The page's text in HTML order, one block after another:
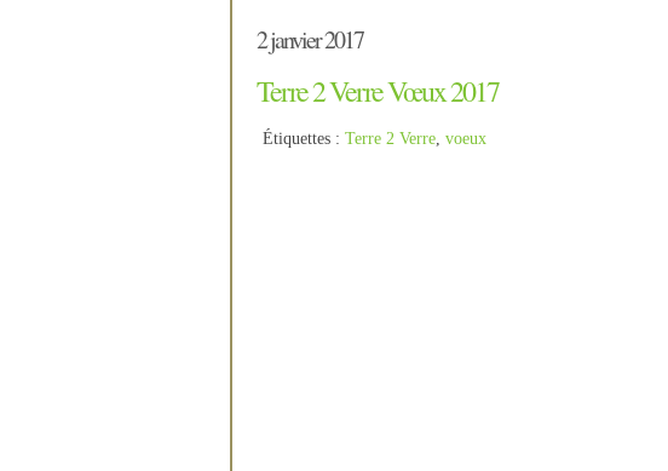
2 janvier 2017
Terre 2 Verre Vœux 2017
Étiquettes : Terre 2 Verre, voeux